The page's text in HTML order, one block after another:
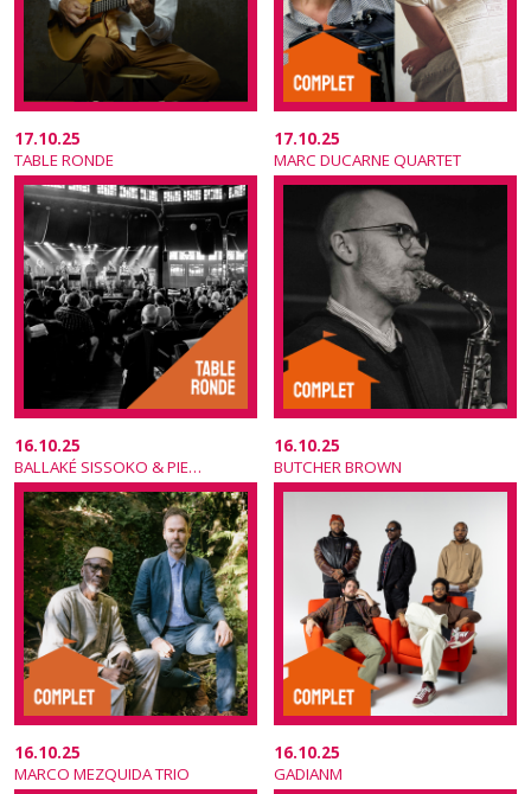
17.10.25
TABLE RONDE
17.10.25
MARC DUCARNE QUARTET
16.10.25
BALLAKÉ SISSOKO & PIERS FACCINI
16.10.25
BUTCHER BROWN
16.10.25
MARCO MEZQUIDA TRIO
16.10.25
GADIANM